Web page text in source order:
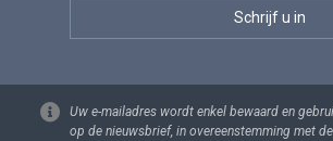
Uw e-mailadres wordt enkel bewaard en
op de nieuwsbrief, in overeenstemming met